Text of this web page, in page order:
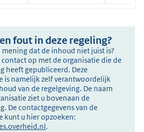
fout in deze regeling?
mening dat de inhoud niet juist is?
contact op met de organisatie die de
heeft gepubliceerd. Deze
is namelijk zelf verantwoordelijk
van de regelgeving. De naam
ziet u bovenaan de
De contactgegevens van de
kunt u hier opzoeken:
.